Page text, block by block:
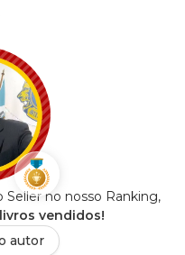
Seller no nosso Ranking,
vendidos!
autor